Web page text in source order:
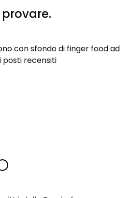
provare.